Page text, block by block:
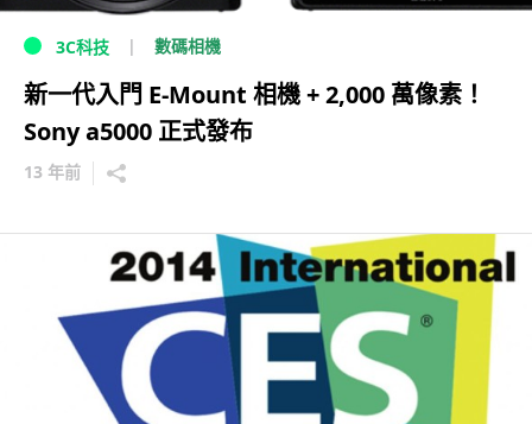
3C科技 數碼相機
新一代入門 E-Mount 相機 + 2,000 萬像素！
Sony a5000 正式發布
13 年前